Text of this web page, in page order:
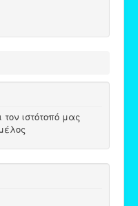
τον ιστότοπό μας